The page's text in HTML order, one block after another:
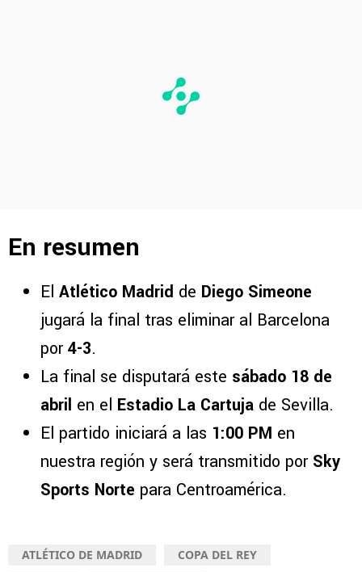
En resumen
El Atlético Madrid de Diego Simeone
jugará la final tras eliminar al Barcelona
por4-3.
La final se disputará este sábado 18 de
abril en el Estadio La Cartuja de Sevilla.
El partido iniciará a las 1:00 PM en
nuestra región y será transmitido por Sky
Sports Norte para Centroamérica.
ATLÉTICO DE MADRID
COPA DEL REY